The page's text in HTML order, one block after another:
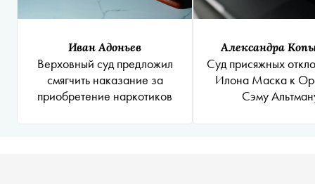
Иван Адоньев
Верховный суд предложил
смягчить наказание за
приобретение наркотиков
Александра
Суд присяжных
Илона Маска к
Сэму